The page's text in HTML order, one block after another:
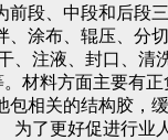
前段、中段和后段
、涂布、辊压、分
、注液、封口、清
材料方面主要有正
包相关的结构胶，
为了更好促进行业